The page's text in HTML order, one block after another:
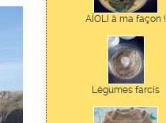
AÏOLI à ma façon !
Légumes farcis